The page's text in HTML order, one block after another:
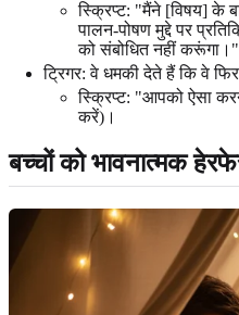
स्क्रिप्ट: "मैंने [विषय] के
पालन-पोषण मुद्दे पर
को संबोधित नहीं करूंगा।"
ट्रिगर: वे धमकी देते हैं कि वे
स्क्रिप्ट: "आपको ऐसा
करें)।
बच्चों को भावनात्मक